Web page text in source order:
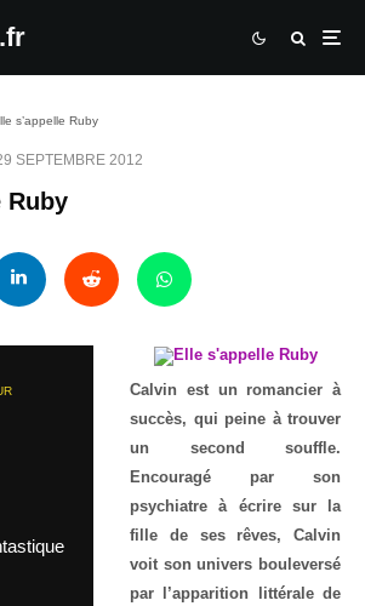
s’appelle Ruby
SEPTEMBRE 2012
Ruby
Calvin est un romancier à
succès, qui peine à trouver
un second souffle.
Encouragé par son
psychiatre à écrire sur la
fille de ses rêves, Calvin
voit son univers bouleversé
par l’apparition littérale de